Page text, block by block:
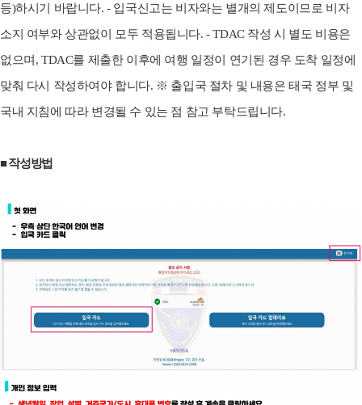
등)하시기 바랍니다. - 입국신고는 비자와는 별개의 제도이므로 비자
소지 여부와 상관없이 모두 적용됩니다. - TDAC 작성 시 별도 비용은
없으며, TDAC를 제출한 이후에 여행 일정이 연기된 경우 도착 일정에
맞춰 다시 작성하여야 합니다. ※ 출입국 절차 및 내용은 태국 정부 및
국내 지침에 따라 변경될 수 있는 점 참고 부탁드립니다.
■ 작성방법